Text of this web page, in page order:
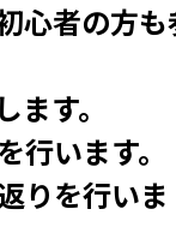
心者の方も
す。
います。
りを行いま